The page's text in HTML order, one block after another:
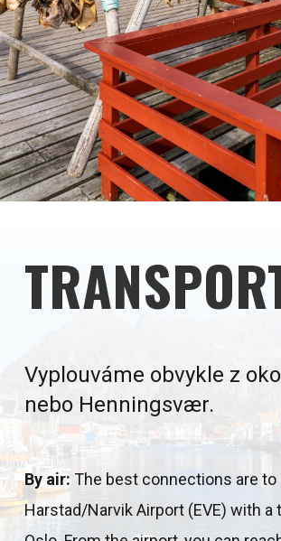
Vyplouváme obvykle z
nebo Henningsvær.
By air: The best connections are to
Harstad/Narvik Airport (EVE) with a